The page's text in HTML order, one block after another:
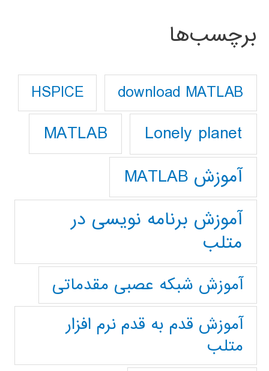
برچسب‌ها
download MATLAB
HSPICE
Lonely planet
MATLAB
آموزش MATLAB
آموزش برنامه نویسی در
متلب
آموزش شبکه عصبی مقدماتی
آموزش قدم به قدم نرم افزار
متلب